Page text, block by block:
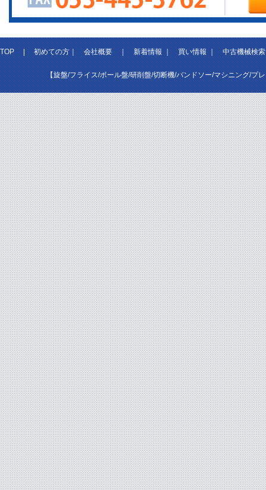
TOP|初めての方｜会社概要｜新着情報｜買い情報｜中古機械検索
【旋盤/フライス/ボール盤/研削盤/切断機/バンドソー/マシニング/プ